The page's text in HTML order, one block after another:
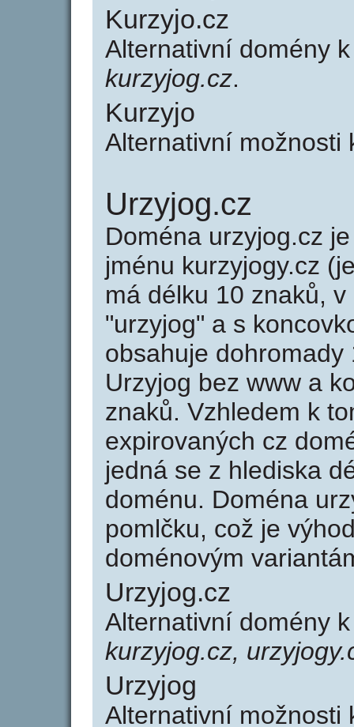
Kurzyjo.cz
Alternativní domény
kurzyjog.cz.
Kurzyjo
Alternativní
Urzyjog.cz
Doména urzyjog.cz
jménu kurzyjogy.cz
má délku 10 znaků,
"urzyjog" a s
obsahuje
Urzyjog bez www a
znaků. Vzhledem k
expirovaných cz
jedná se z hlediska
doménu. Doména
pomlčku, což je
doménovým
Urzyjog.cz
Alternativní domény
kurzyjog.cz,
Urzyjog
Alternativní